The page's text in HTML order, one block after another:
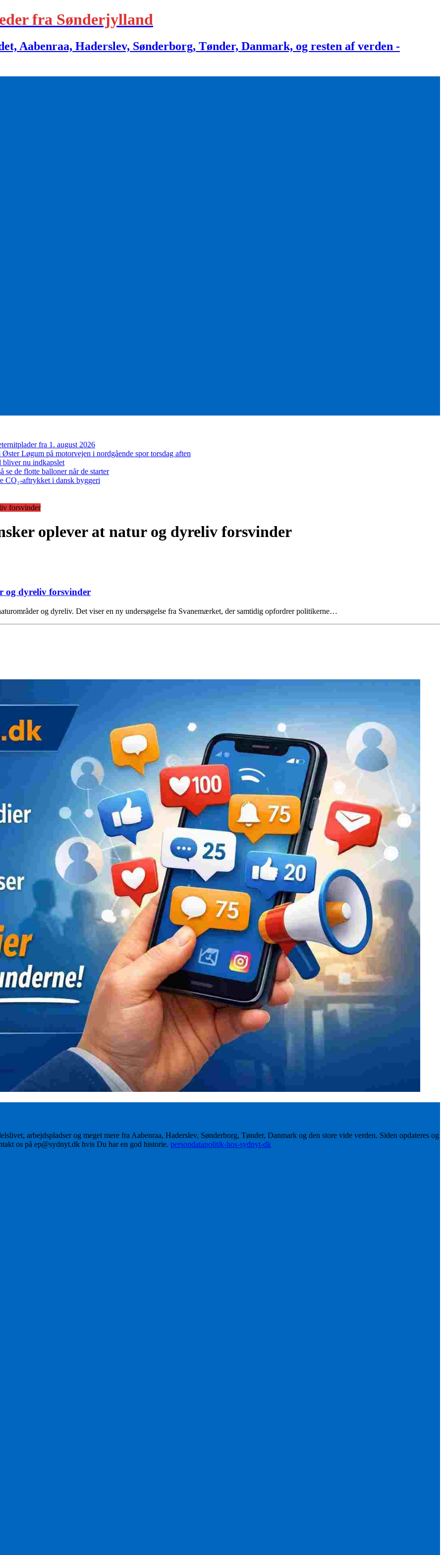
fra Sønderjylland
Aabenraa, Haderslev, Sønderborg, Tønder, Danmark, og resten af verden -
fra 1. august 2026
Løgum på motorvejen i nordgående spor torsdag aften
bliver nu indkapslet
de flotte balloner når de starter
CO₂-aftrykket i dansk byggeri
forsvinder
oplever at natur og dyreliv forsvinder
og dyreliv forsvinder
og dyreliv. Det viser en ny undersøgelse fra Svanemærket, der samtidig opfordrer politikerne…
arbejdspladser og meget mere fra Aabenraa, Haderslev, Sønderborg, Tønder, Danmark og den store vide verden. Siden opdateres og
os på ep@sydnyt.dk hvis Du har en god historie. persondatapolitik-hos-sydnyt-dk